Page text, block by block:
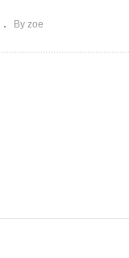
By zoe